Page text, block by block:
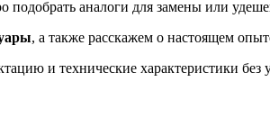
аналоги для замены или
, а также расскажем о настоящем
и технические характеристики